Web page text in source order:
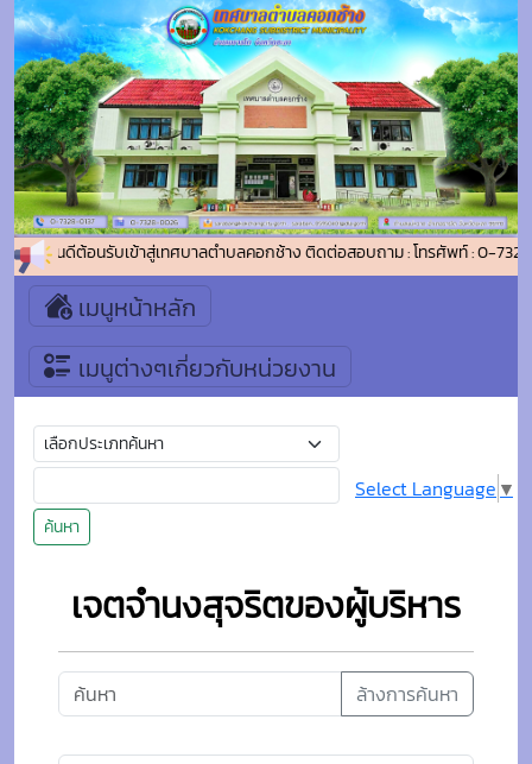
ยินดีต้อนรับเข้าสู่เทศบาลตำบลคอกช้าง ติดต่อสอบถาม : โทรศัพท์ : 0-
เมนูหน้าหลัก
เมนูต่างๆเกี่ยวกับหน่วยงาน
ค้นหา
Select Language ▼
เจตจํานงสุจริตของผู้บริหาร
ล้างการค้นหา